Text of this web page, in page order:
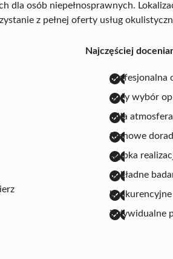
dla osób niepełnosprawnych.
z pełnej oferty usług
Najczęściej
profesjonalna
duży wybór
miła atmosfera
fachowe
szybka
dokładne
indywidualne